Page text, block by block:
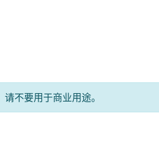
不要用于商业用途。